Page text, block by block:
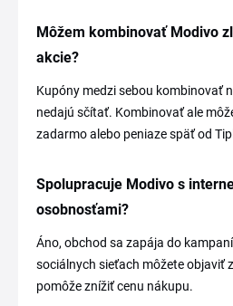
Môžem kombinovať Modivo
akcie?
Kupóny medzi sebou kombinovať
nedajú sčítať. Kombinovať ale
zadarmo alebo peniaze späť od
Spolupracuje Modivo s
osobnosťami?
Áno, obchod sa zapája do
sociálnych sieťach môžete objaviť
pomôže znížiť cenu nákupu.